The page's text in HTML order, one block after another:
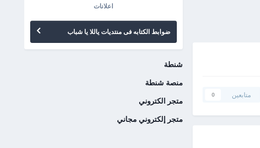
متابعين 0
اعلانات
ضوابط الكتابه فى منتديات ياللا يا شباب
شنطة
منصة شنطة
متجر الكتروني
متجر إلكتروني مجاني